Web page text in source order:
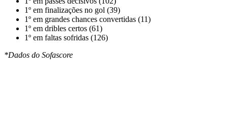
1º em finalizações no gol (39)
1º em grandes chances convertidas (11)
1º em dribles certos (61)
1º em faltas sofridas (126)
*Dados do Sofascore